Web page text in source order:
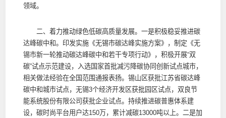
领域。
二、着力推动绿色低碳高质量发展。一是积极稳妥推进碳
达峰碳中和。印发实施《无锡市碳达峰实施方案》，制定《无
锡市新一轮推动碳达峰碳中和若干专项行动》，积极开展“双
碳”试点示范建设，入选国家首批减污降碳协同创新试点城市，
相关做法经验在全国范围通报表扬。锡山区获批江苏省碳达峰
碳中和城市试点，无锡3个经济开发区获批园区试点，双良节
能系统股份有限公司获批企业试点。持续推进碳普惠体系建
设，碳时尚平台用户达150万，累计减碳13000吨以上。二是加